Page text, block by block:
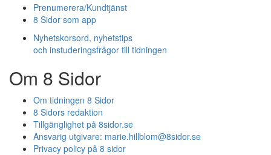
Prenumerera/Kundtjänst
8 Sidor som app
Nyhetskorsord, nyhetstips
och instuderingsfrågor till tidningen
Om 8 Sidor
Om tidningen 8 Sidor
8 Sidors redaktion
Tillgänglighet på 8sidor.se
Ansvarig utgivare: marie.hillblom@8sidor.se
Privacy policy på 8 sidor